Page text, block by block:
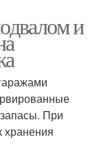
и
При
хранения